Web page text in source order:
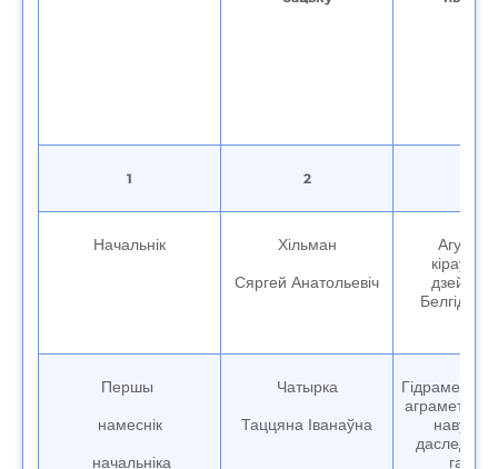
1 2
Начальнік Хільман
Сяргей Анатольевіч
Першы
намеснік
начальніка
Чатырка
Таццяна Іванаўна
галіне